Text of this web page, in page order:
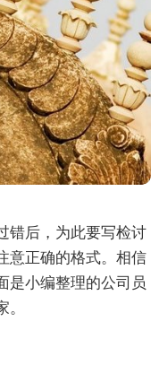
错后，为此要写检讨
意正确的格式。相信
是小编整理的公司员